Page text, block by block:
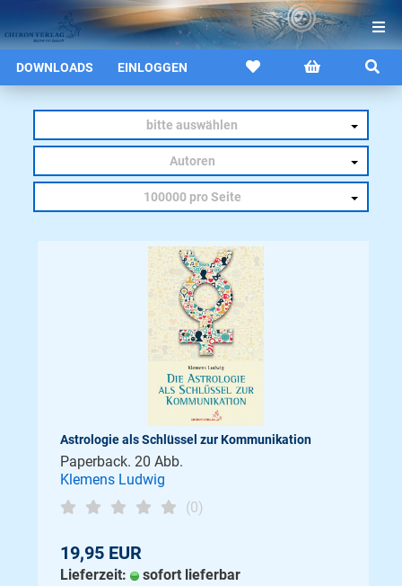
DOWNLOADS EINLOGGEN
bitte auswählen
Autoren
100000 pro Seite
Astrologie als Schlüssel zur Kommunikation
Paperback. 20 Abb.
Klemens Ludwig
(0)
19,95 EUR
Lieferzeit:
sofort lieferbar